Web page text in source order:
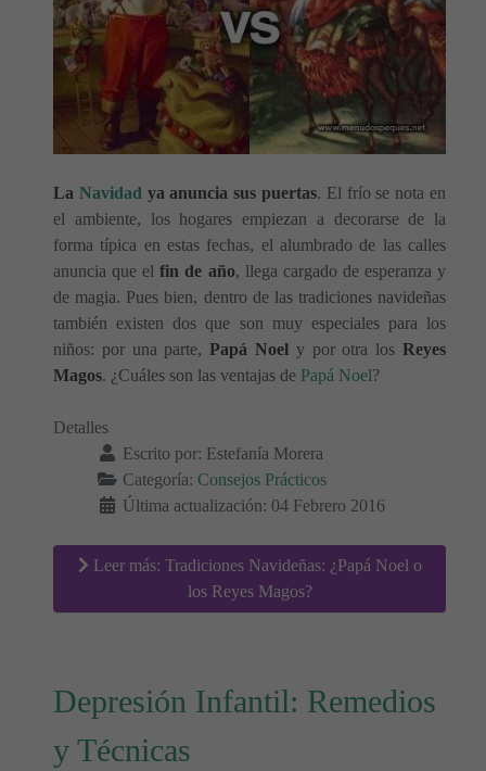
La Navidadya anuncia sus puertas. El frío se nota en
el ambiente, los hogares empiezan a decorarse de la
forma típica en estas fechas, el alumbrado de las calles
anuncia que elfin de año, llega cargado de esperanza y
de magia. Pues bien, dentro de las tradiciones navideñas
también existen dos que son muy especiales para los
niños: por una parte,Papá Noel y por otra losReyes
Magos. ¿Cuáles son las ventajas de Papá Noel?
Detalles
Escrito por: Estefanía Morera
Categoría: Consejos Prácticos
Última actualización: 04 Febrero 2016
Leer más: Tradiciones Navideñas: ¿Papá Noel o
los Reyes Magos?
Depresión Infantil: Remedios
y Técnicas